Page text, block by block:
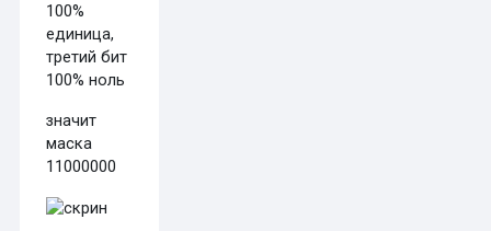
100%
единица,
третий бит
100% ноль
значит
маска
11000000